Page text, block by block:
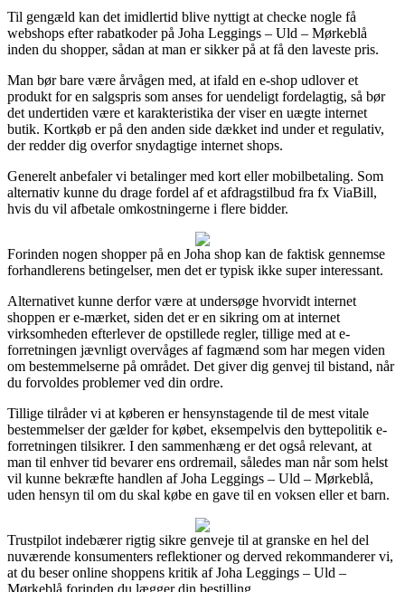
Til gengæld kan det imidlertid blive nyttigt at checke nogle få
webshops efter rabatkoder på Joha Leggings – Uld – Mørkeblå
inden du shopper, sådan at man er sikker på at få den laveste pris.
Man bør bare være årvågen med, at ifald en e-shop udlover et
produkt for en salgspris som anses for uendeligt fordelagtig, så bør
det undertiden være et karakteristika der viser en uægte internet
butik. Kortkøb er på den anden side dækket ind under et regulativ,
der redder dig overfor snydagtige internet shops.
Generelt anbefaler vi betalinger med kort eller mobilbetaling. Som
alternativ kunne du drage fordel af et afdragstilbud fra fx ViaBill,
hvis du vil afbetale omkostningerne i flere bidder.
Forinden nogen shopper på en Joha shop kan de faktisk gennemse
forhandlerens betingelser, men det er typisk ikke super interessant.
Alternativet kunne derfor være at undersøge hvorvidt internet
shoppen er e-mærket, siden det er en sikring om at internet
virksomheden efterlever de opstillede regler, tillige med at e-
forretningen jævnligt overvåges af fagmænd som har megen viden
om bestemmelserne på området. Det giver dig genvej til bistand, når
du forvoldes problemer ved din ordre.
Tillige tilråder vi at køberen er hensynstagende til de mest vitale
bestemmelser der gælder for købet, eksempelvis den byttepolitik e-
forretningen tilsikrer. I den sammenhæng er det også relevant, at
man til enhver tid bevarer ens ordremail, således man når som helst
vil kunne bekræfte handlen af Joha Leggings – Uld – Mørkeblå,
uden hensyn til om du skal købe en gave til en voksen eller et barn.
Trustpilot indebærer rigtig sikre genveje til at granske en hel del
nuværende konsumenters reflektioner og derved rekommanderer vi,
at du beser online shoppens kritik af Joha Leggings – Uld –
Mørkeblå forinden du lægger din bestilling.